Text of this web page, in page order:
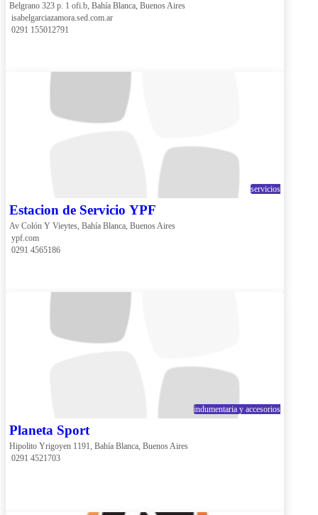
Belgrano 323 p. 1 ofi.b, Bahía Blanca, Buenos Aires
isabelgarciazamora.sed.com.ar
0291 155012791
servicios
Estacion de Servicio YPF
Av Colón Y Vieytes, Bahía Blanca, Buenos Aires
ypf.com
0291 4565186
indumentaria y accesorios
Planeta Sport
Hipolito Yrigoyen 1191, Bahía Blanca, Buenos Aires
0291 4521703